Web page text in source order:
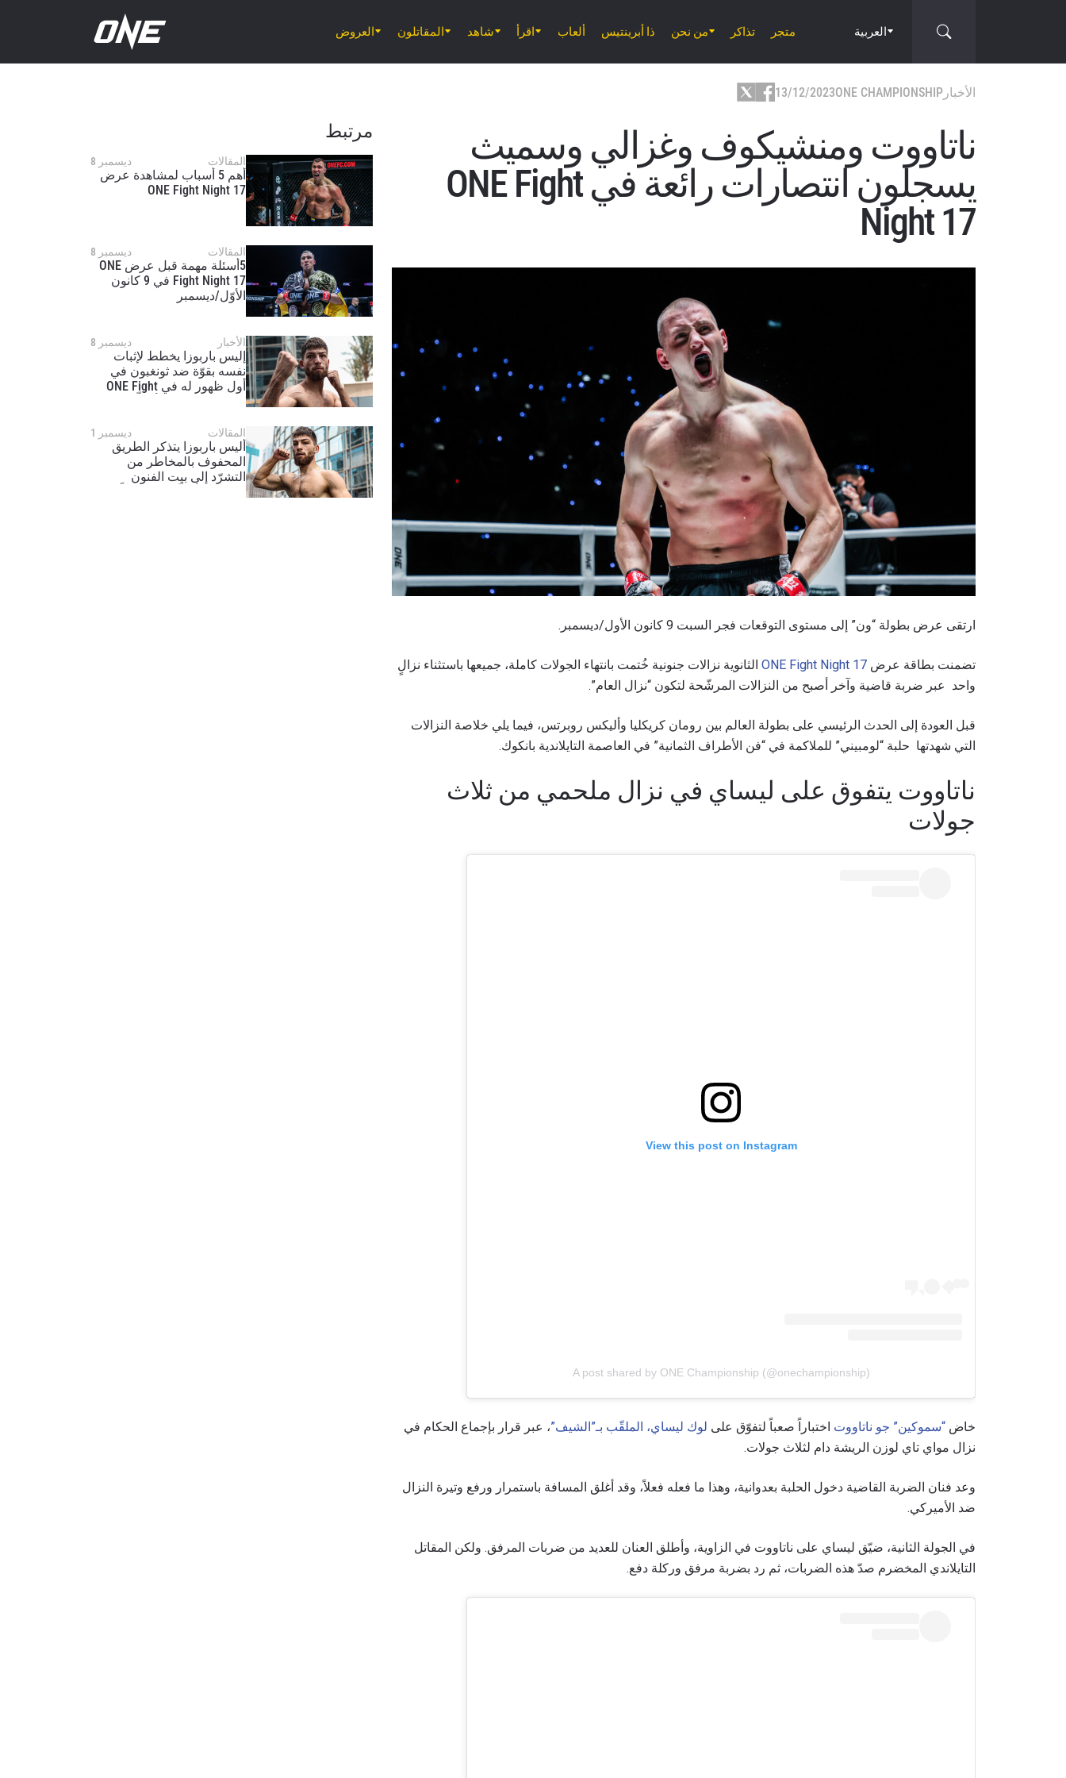
العروض المقاتلون شاهد اقرأ ألعاب ذا أبرينتيس من نحن تذاكر متجر العربية
الأخبار ONE CHAMPIONSHIP
13/12/2023
ناتاووت ومنشيكوف وغزالي وسميث
يسجلون انتصارات رائعة في ONE Fight
Night 17
ارتقى عرض بطولة “ون” إلى مستوى التوقعات فجر السبت 9 كانون الأول/ديسمبر.
تضمنت بطاقة عرض ONE Fight Night 17 الثانوية نزالات جنونية خُتمت بانتهاء الجولات كاملة، جميعها باستثناء نزالٍ
واحد عبر ضربة قاضية وآخر أصبح من النزالات المرشّحة لتكون “نزال العام”.
قبل العودة إلى الحدث الرئيسي على بطولة العالم بين رومان كريكليا وأليكس روبرتس، فيما يلي خلاصة النزالات
التي شهدتها حلبة “لومبيني” للملاكمة في “فن الأطراف الثمانية” في العاصمة التايلاندية بانكوك.
ناتاووت يتفوق على ليساي في نزال ملحمي من ثلاث
جولات
View this post on Instagram
A post shared by ONE Championship (@onechampionship)
خاض “سموكين” جو ناتاووت اختباراً صعباً لتفوّق على لوك ليساي، الملقّب بـ”الشيف”، عبر قرار بإجماع الحكام في
نزال مواي تاي لوزن الريشة دام لثلاث جولات.
وعد فنان الضربة القاضية دخول الحلبة بعدوانية، وهذا ما فعله فعلاً، وقد أغلق المسافة باستمرار ورفع وتيرة النزال
ضد الأميركي.
في الجولة الثانية، ضيّق ليساي على ناتاووت في الزاوية، وأطلق العنان للعديد من ضربات المرفق. ولكن المقاتل
التايلاندي المخضرم صدّ هذه الضربات، ثم رد بضربة مرفق وركلة دفع.
مرتبط
المقالات ديسمبر 8
أهم 5 أسباب لمشاهدة عرض
ONE Fight Night 17
المقالات ديسمبر 8
5أسئلة مهمة قبل عرض ONE
Fight Night 17 في 9 كانون
الأوّل/ديسمبر
الأخبار ديسمبر 8
إليس باربوزا يخطط لإثبات
نفسه بقوّة ضد ثونغبون في
أول ظهور له في ONE Fight
المقالات ديسمبر 1
أليس باربوزا يتذكر الطريق
المحفوف بالمخاطر من
التشرّد إلى بيت الفنون